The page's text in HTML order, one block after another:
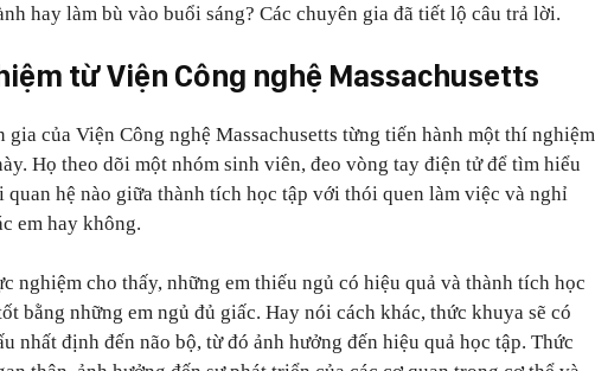
hay làm bù vào buổi sáng? Các chuyên gia đã tiết lộ câu trả lời.
từ Viện Công nghệ Massachusetts
gia của Viện Công nghệ Massachusetts từng tiến hành một thí nghiệm
Họ theo dõi một nhóm sinh viên, đeo vòng tay điện tử để tìm hiểu
quan hệ nào giữa thành tích học tập với thói quen làm việc và nghỉ
em hay không.
nghiệm cho thấy, những em thiếu ngủ có hiệu quả và thành tích học
bằng những em ngủ đủ giấc. Hay nói cách khác, thức khuya sẽ có
nhất định đến não bộ, từ đó ảnh hưởng đến hiệu quả học tập. Thức